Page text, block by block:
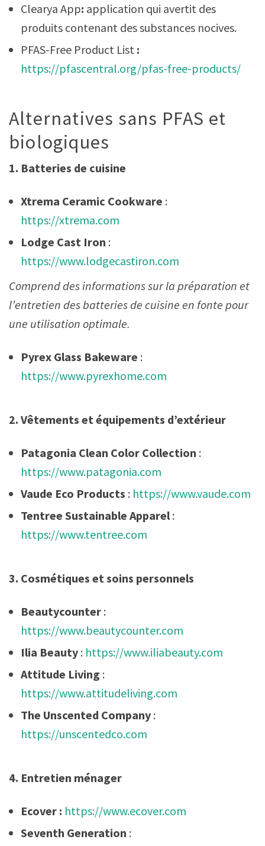
Clearya App: application qui avertit des
produits contenant des substances nocives.
PFAS-Free Product List :
https://pfascentral.org/pfas-free-products/
Alternatives sans PFAS et
biologiques
1. Batteries de cuisine
Xtrema Ceramic Cookware :
https://xtrema.com
Lodge Cast Iron :
https://www.lodgecastiron.com
Comprend des informations sur la préparation et
l’entretien des batteries de cuisine en fonte pour
une utilisation optimale.
Pyrex Glass Bakeware :
https://www.pyrexhome.com
2. Vêtements et équipements d’extérieur
Patagonia Clean Color Collection :
https://www.patagonia.com
Vaude Eco Products : https://www.vaude.com
Tentree Sustainable Apparel:
https://www.tentree.com
3. Cosmétiques et soins personnels
Beautycounter :
https://www.beautycounter.com
Ilia Beauty : https://www.iliabeauty.com
Attitude Living :
https://www.attitudeliving.com
The Unscented Company :
https://unscentedco.com
4. Entretien ménager
Ecover : https://www.ecover.com
Seventh Generation :